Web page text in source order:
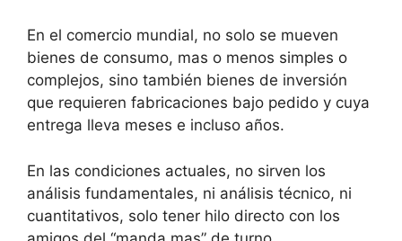
En el comercio mundial, no solo se mueven
bienes de consumo, mas o menos simples o
complejos, sino también bienes de inversión
que requieren fabricaciones bajo pedido y cuya
entrega lleva meses e incluso años.
En las condiciones actuales, no sirven los
análisis fundamentales, ni análisis técnico, ni
cuantitativos, solo tener hilo directo con los